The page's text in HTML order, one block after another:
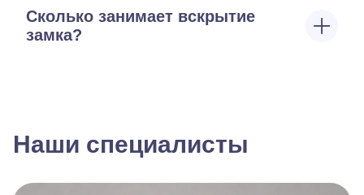
Сколько занимает вскрытие
замка?
Наши специалисты